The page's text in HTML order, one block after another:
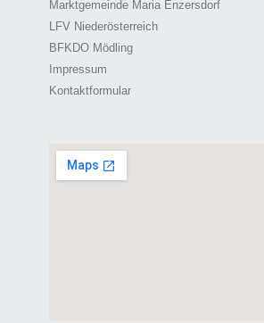
Marktgemeinde Maria Enzersdorf
LFV Niederösterreich
BFKDO Mödling
Impressum
Kontaktformular